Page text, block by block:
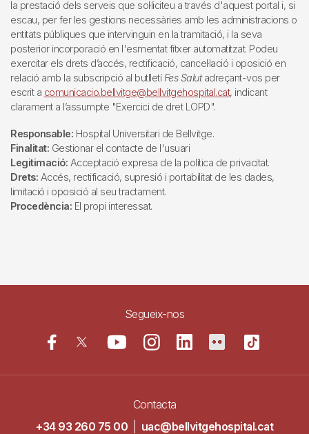
la prestació dels serveis que sol·liciteu a través d'aquest portal i, si
escau, per fer les gestions necessàries amb les administracions o
entitats públiques que intervinguin en la tramitació, i la seva
posterior incorporació en l'esmentat fitxer automatitzat. Podeu
exercitar els drets d’accés, rectificació, cancel·lació i oposició en
relació amb la subscripció al butlletí Fes Salutadreçant-vos per
escrit a comunicacio.bellvitge@bellvitgehospital.cat, indicant
clarament a l’assumpte "Exercici de dret LOPD".
Responsable: Hospital Universitari de Bellvitge.
Finalitat: Gestionar el contacte de l'usuari
Legitimació: Acceptació expresa de la política de privacitat.
Drets: Accés, rectificació, supresió i portabilitat de les dades,
limitació i oposició al seu tractament.
Procedència: El propi interessat.
Segueix-nos
Contacta
+34 93 260 75 00
uac@bellvitgehospital.cat